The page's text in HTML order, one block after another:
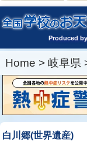
Produced
Home > 岐阜県
白川郷(世界遺産)